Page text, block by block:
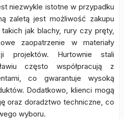
niezwykle istotne w przypadku
zaletą jest możliwość zakupu
jak blachy, rury czy pręty,
zaopatrzenie w materiały
projektów. Hurtownie stali
często współpracują z
co gwarantuje wysoką
Dodatkowo, klienci mogą
oraz doradztwo techniczne, co
wyboru.